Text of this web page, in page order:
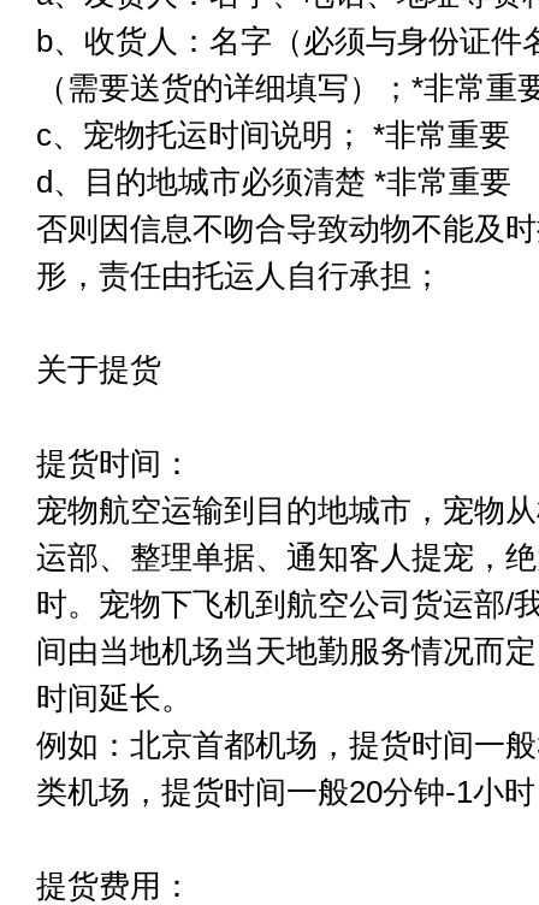
b、收货人：名字（必须与身份证件
（需要送货的详细填写）；*非常重
c、宠物托运时间说明； *非常重要
d、目的地城市必须清楚 *非常重要
否则因信息不吻合导致动物不能及
形，责任由托运人自行承担；
关于提货
提货时间：
宠物航空运输到目的地城市，宠物
运部、整理单据、通知客人提宠，
时。宠物下飞机到航空公司货运部/
间由当地机场当天地勤服务情况而
时间延长。
例如：北京首都机场，提货时间一
类机场，提货时间一般20分钟-1小
提货费用：